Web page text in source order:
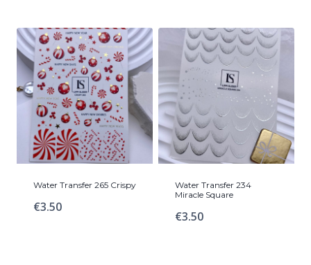
Water Transfer 265 Crispy
€3.50
Water Transfer 234
Miracle Square
€3.50